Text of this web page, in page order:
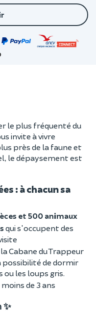
le plus fréquenté du
invite à vivre
près de la faune et
le dépaysement est
: à chacun sa
et 500 animaux
qui s'occupent des
Cabane du Trappeur
possibilité de dormir
ou les loups gris.
de 3 ans